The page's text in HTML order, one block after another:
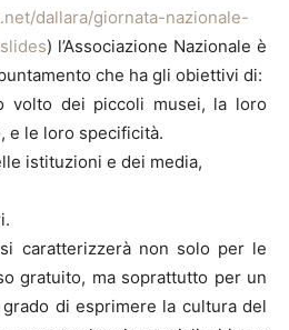
dallara/giornata-nazionale-
) l’Associazione Nazionale è
che ha gli obiettivi di:
volto dei piccoli musei, la loro
e le loro specificità.
istituzioni e dei media,
caratterizzerà non solo per le
gratuito, ma soprattutto per un
di esprimere la cultura del